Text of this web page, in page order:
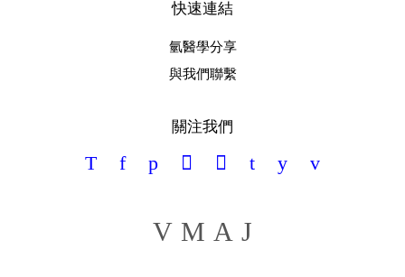
快速連結
氫醫學分享
與我們聯繫
關注我們
Twitter FacebookPinterestGoogle Instagram
Tumblr YouTube
Visa Master